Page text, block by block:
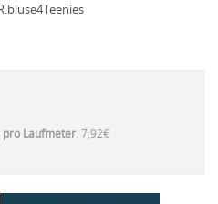
pro Laufmeter. 7,92€